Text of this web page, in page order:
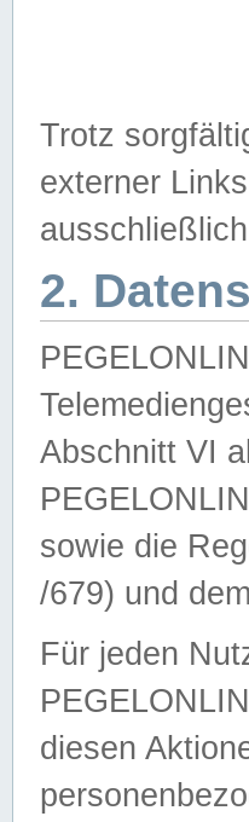
Trotz
externer
2.
Abschnitt VI
sowie die
/679) und
Für jeden
diesen